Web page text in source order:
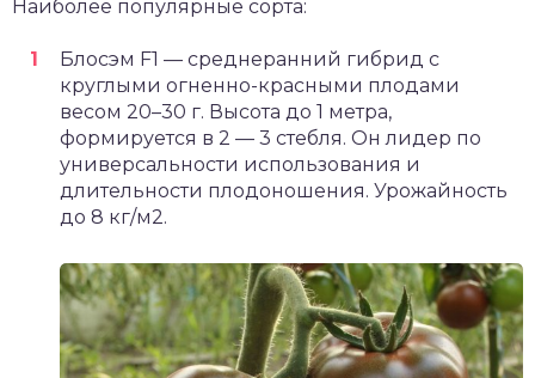
Наиболее популярные сорта:
Блосэм F1 — среднеранний гибрид с
круглыми огненно-красными плодами
весом 20–30 г. Высота до 1 метра,
формируется в 2 — 3 стебля. Он лидер по
универсальности использования и
длительности плодоношения. Урожайность
до 8 кг/м2.